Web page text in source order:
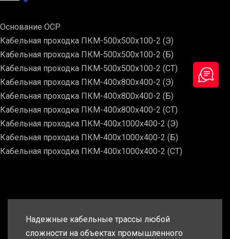
Основание ОСР
Кабельная проходка ПКМ-500х500х100-2 (Э)
Кабельная проходка ПКМ-500х500х100-2 (Б)
Кабельная проходка ПКМ-500х500х100-2 (СТ)
Кабельная проходка ПКМ-400х800х400-2 (Э)
Кабельная проходка ПКМ-400х800х400-2 (Б)
Кабельная проходка ПКМ-400х800х400-2 (СТ)
Кабельная проходка ПКМ-400х1000х400-2 (Э)
Кабельная проходка ПКМ-400х1000х400-2 (Б)
Кабельная проходка ПКМ-400х1000х400-2 (СТ)
Надежные кабельные трассы любой
сложности на объектах промышленного